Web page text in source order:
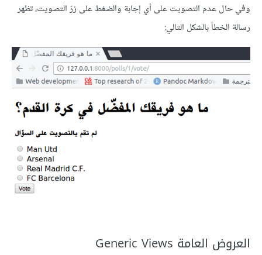
وفي حال عدم التصويت على أي إجابة والضغط على زرّ التصويت، تظهر
رسالة الخطأ بالشكل التالي:
العروض العامة Generic Views